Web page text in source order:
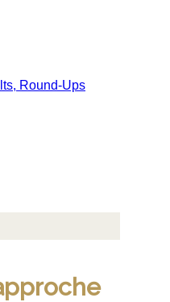
Round-Ups